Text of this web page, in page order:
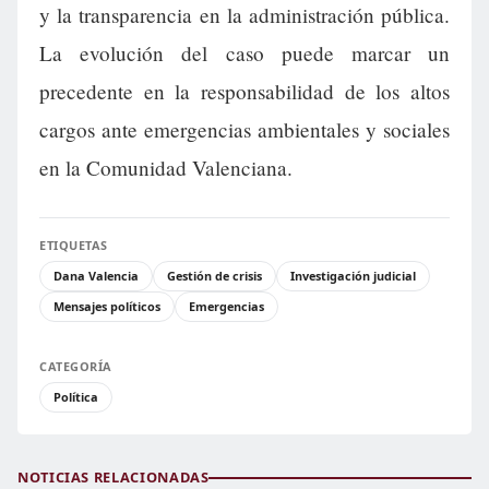
y la transparencia en la administración pública.
La evolución del caso puede marcar un
precedente en la responsabilidad de los altos
cargos ante emergencias ambientales y sociales
en la Comunidad Valenciana.
ETIQUETAS
Dana Valencia
Gestión de crisis
Investigación judicial
Mensajes políticos
Emergencias
CATEGORÍA
Política
NOTICIAS RELACIONADAS